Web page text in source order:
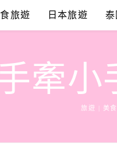
旅遊 日本旅遊 泰
牽小
旅遊 | 美